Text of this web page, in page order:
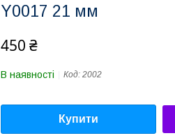
Y0017 21 мм
450 ₴
В наявності Код: 2002
Купити